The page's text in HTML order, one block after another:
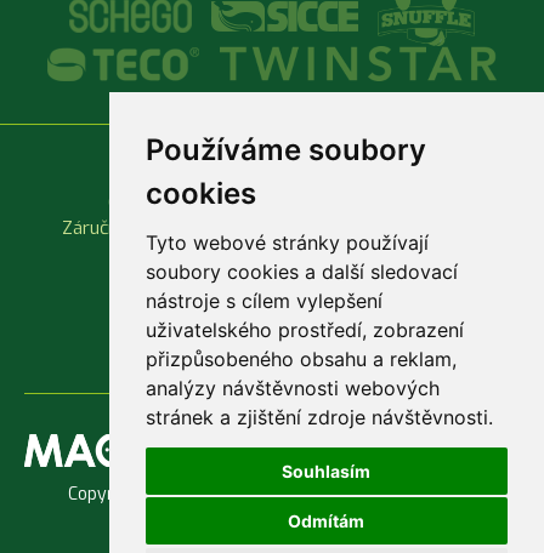
Používáme soubory
cookies
Tyto webové stránky používají
soubory cookies a další sledovací
nástroje s cílem vylepšení
uživatelského prostředí, zobrazení
přizpůsobeného obsahu a reklam,
analýzy návštěvnosti webových
stránek a zjištění zdroje návštěvnosti.
Souhlasím
Odmítám
Vše o nákupu
Obchodní podmínky
Záruční a reklamační podmínky
Důležité odkazy
Rychlá objednávka
Copyright © 1998 - 2026 Jaroslav Macenauer, Ing. -
AKVARIUM